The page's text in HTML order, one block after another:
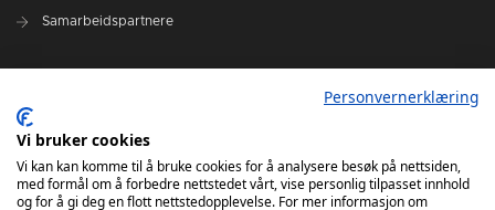
Samarbeidspartnere
Kontakt oss
Elite Camp 2024
Personvernerklæring
Vi bruker cookies
Vi kan kan komme til å bruke cookies for å analysere besøk på nettsiden,
med formål om å forbedre nettstedet vårt, vise personlig tilpasset innhold
og for å gi deg en flott nettstedopplevelse. For mer informasjon om